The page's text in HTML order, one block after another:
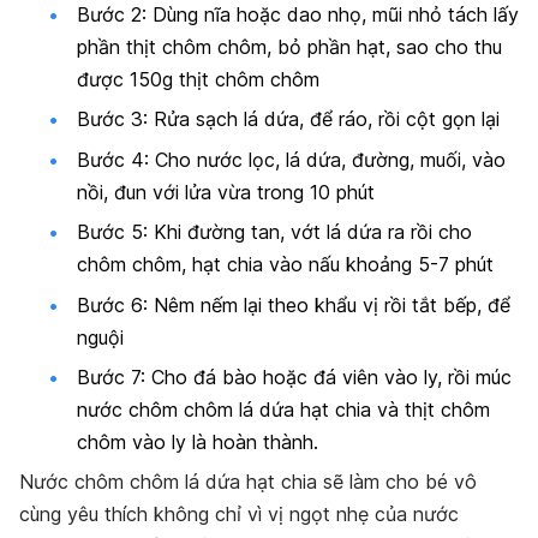
Bước 2: Dùng nĩa hoặc dao nhọ, mũi nhỏ tách lấy
phần thịt chôm chôm, bỏ phần hạt, sao cho thu
được 150g thịt chôm chôm
Bước 3: Rửa sạch lá dứa, để ráo, rồi cột gọn lại
Bước 4: Cho nước lọc, lá dứa, đường, muối, vào
nồi, đun với lửa vừa trong 10 phút
Bước 5: Khi đường tan, vớt lá dứa ra rồi cho
chôm chôm, hạt chia vào nấu khoảng 5-7 phút
Bước 6: Nêm nếm lại theo khẩu vị rồi tắt bếp, để
nguội
Bước 7: Cho đá bào hoặc đá viên vào ly, rồi múc
nước chôm chôm lá dứa hạt chia và thịt chôm
chôm vào ly là hoàn thành.
Nước chôm chôm lá dứa hạt chia sẽ làm cho bé vô
cùng yêu thích không chỉ vì vị ngọt nhẹ của nước